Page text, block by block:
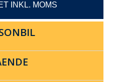
INKL. MOMS